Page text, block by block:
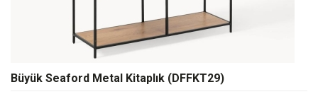
Büyük Seaford Metal Kitaplık (DFFKT29)